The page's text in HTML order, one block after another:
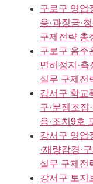
구로구 영업
응·과징금·
구제전략 총
구로구 음주
면허정지·
실무 구제전
강서구 학교
구·분쟁조정
응·조치9호
강서구 영업
·재량감경·
실무 구제전
강서구 토지